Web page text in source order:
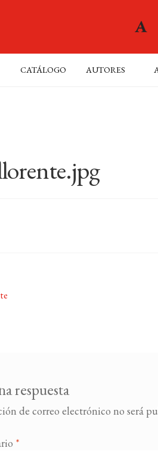
CATÁLOGO AUTORES
respuesta
de correo electrónico no será
*